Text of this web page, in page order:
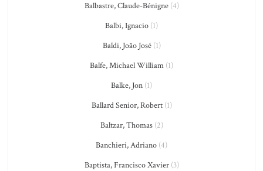
Balbastre, Claude-Bénigne(4)
Balbi, Ignacio (1)
Baldi, João José(1)
Balfe, Michael William (1)
Balke, Jon (1)
Ballard Senior, Robert(1)
Baltzar, Thomas(2)
Banchieri, Adriano (4)
Baptista, Francisco Xavier(3)